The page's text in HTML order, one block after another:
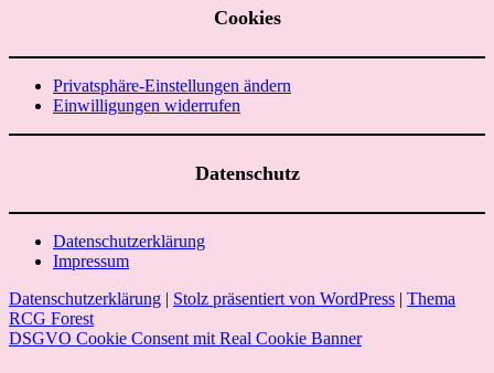
Cookies
Privatsphäre-Einstellungen ändern
Einwilligungen widerrufen
Datenschutz
Datenschutzerklärung
Impressum
Datenschutzerklärung | Stolz präsentiert von WordPress | Thema
RCG Forest
DSGVO Cookie Consent mit Real Cookie Banner